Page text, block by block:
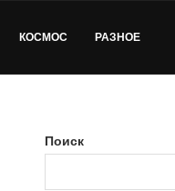
КОСМОС РАЗНОЕ
Поиск